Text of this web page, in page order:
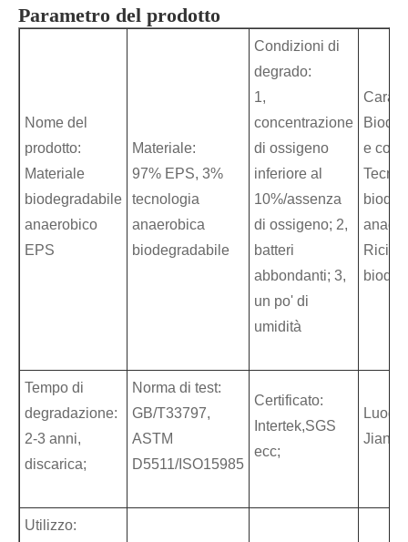
Parametro del prodotto
Nome del
prodotto:
Materiale
biodegradabile
anaerobico
EPS
Materiale:
97% EPS, 3%
tecnologia
anaerobica
biodegradabile
Condizioni di
degrado:
1,
concentrazione
di ossigeno
inferiore al
10%/assenza
di ossigeno; 2,
batteri
abbondanti; 3,
un po' di
umidità
e
Tempo di
degradazione:
2-3 anni,
discarica;
Norma di test:
GB/T33797,
ASTM
D5511/ISO15985
Certificato:
Intertek,SGS
ecc;
Utilizzo: